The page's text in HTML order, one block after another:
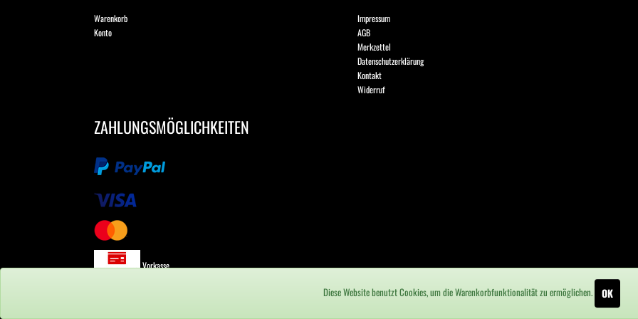
Warenkorb
Konto
Impressum
AGB
Merkzettel
Datenschutzerklärung
Kontakt
Widerruf
ZAHLUNGSMÖGLICHKEITEN
Vorkasse
Diese Website benutzt Cookies, um die Warenkorbfunktionalität zu ermöglichen. OK